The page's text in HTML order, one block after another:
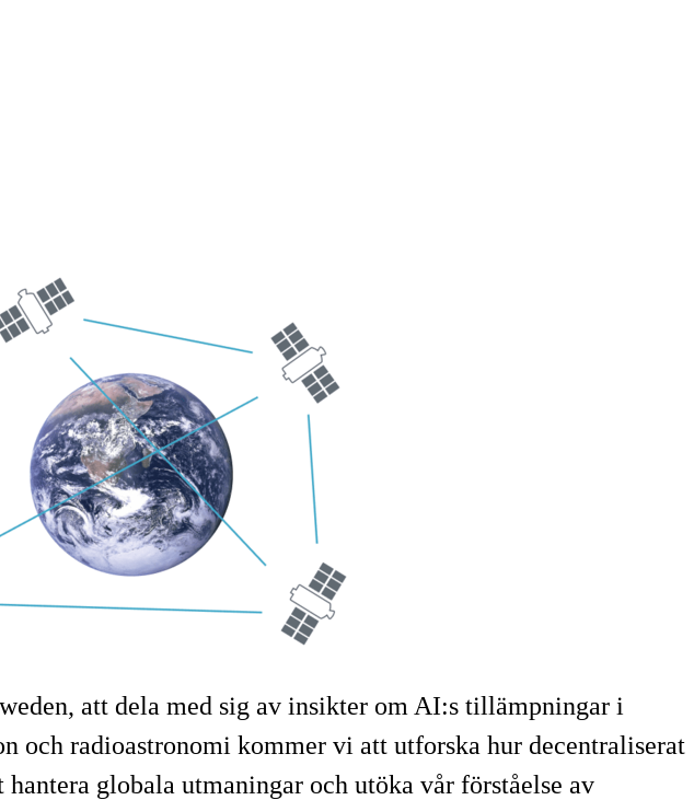
att dela med sig av insikter om AI:s tillämpningar i
och radioastronomi kommer vi att utforska hur decentraliserat
globala utmaningar och utöka vår förståelse av